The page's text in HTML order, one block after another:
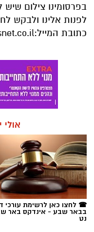
בפרסומינו צילום
לפנות אלינו ולבקש
כתובת המייל:
אולי
☎ לחצו כאן לרשימת עורכי
בבאר שבע - אינדקס באר
נט